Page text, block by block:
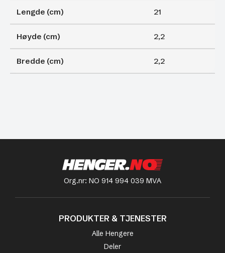
Lengde (cm) 21
Høyde (cm) 2,2
Bredde (cm) 2,2
Org.nr: NO 914 994 039 MVA
PRODUKTER & TJENESTER
Alle Hengere
Deler